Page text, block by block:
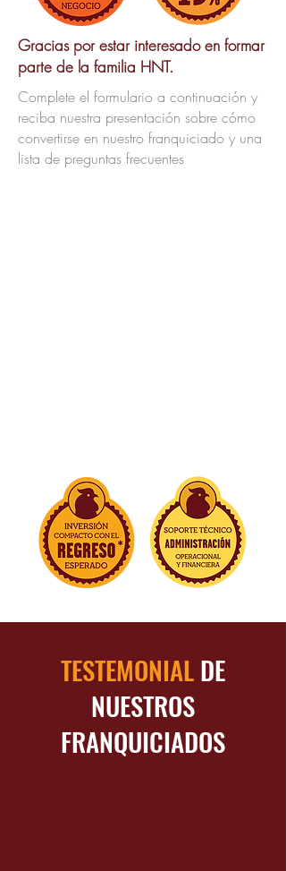
Gracias por estar interesado en formar
parte de la familia HNT.
Complete el formulario a continuación y
reciba nuestra presentación sobre cómo
convertirse en nuestro franquiciado y una
lista de preguntas frecuentes
TESTEMONIALDE
NUESTROS
FRANQUICIADOS